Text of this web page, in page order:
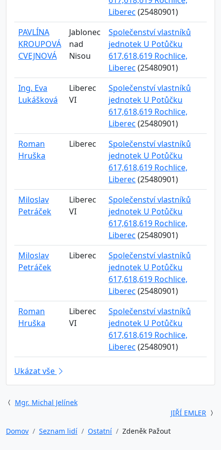
Liberec (25480901)
PAVLÍNA
KROUPOVÁ
CVEJNOVÁ
Jablonec
nad
Nisou
Společenství vlastníků
jednotek U Potůčku
617,618,619 Rochlice,
Liberec (25480901)
Ing. Eva
Lukášková
Liberec
VI
Společenství vlastníků
jednotek U Potůčku
617,618,619 Rochlice,
Liberec (25480901)
Roman
Hruška
Liberec
Společenství vlastníků
jednotek U Potůčku
617,618,619 Rochlice,
Liberec (25480901)
Miloslav
Petráček
Liberec
VI
Společenství vlastníků
jednotek U Potůčku
617,618,619 Rochlice,
Liberec (25480901)
Miloslav
Petráček
Liberec
Společenství vlastníků
jednotek U Potůčku
617,618,619 Rochlice,
Liberec (25480901)
Roman
Hruška
Liberec
VI
Společenství vlastníků
jednotek U Potůčku
617,618,619 Rochlice,
Liberec (25480901)
Ukázat vše
Mgr. Michal Jelínek
JIŘÍ EMLER
Domov
Seznam lidí Ostatní Zdeněk Pažout